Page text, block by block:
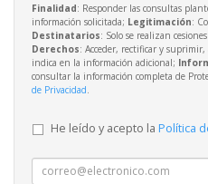
Finalidad: Responder las consultas
información solicitada; Legitimación:
Destinatarios: Solo se realizan
Derechos: Acceder, rectificar y suprimir,
indica en la información adicional;
consultar la información completa de
de Privacidad
He leído y acepto la Política